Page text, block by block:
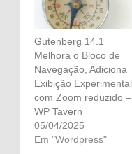
Gutenberg 14.1
Melhora o Bloco de
Navegação, Adiciona
Exibição Experimental
com Zoom reduzido –
WP Tavern
05/04/2025
Em "Wordpress"